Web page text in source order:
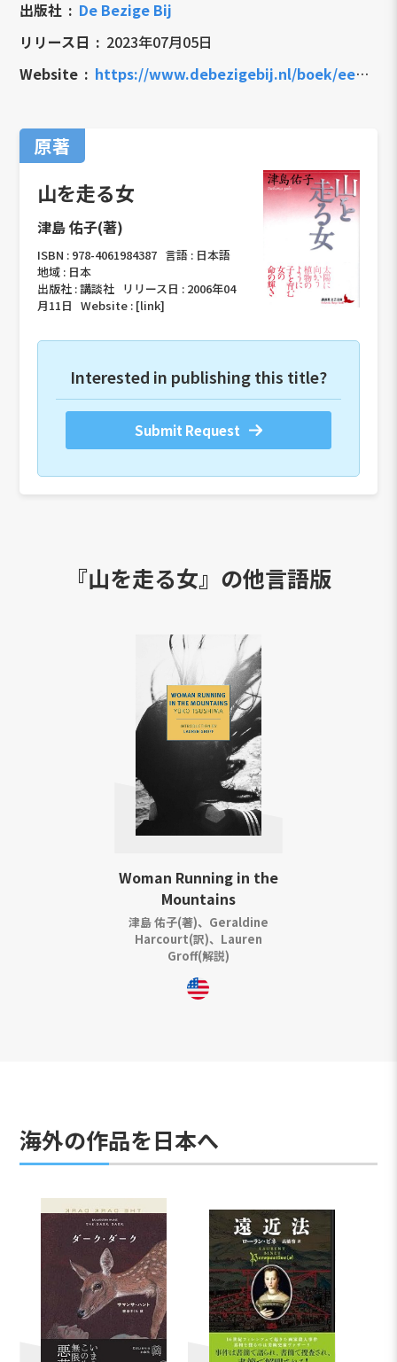
出版社
De Bezige Bij
リリース日
2023年07月05日
Website
https://www.debezigebij.nl/boek/een-vrouw-rent-over-een-berg/
原著
山を走る女
津島 佑子(著)
ISBN : 978-4061984387 言語 : 日本語
地域 : 日本
出版社 :講談社 リリース日 : 2006年04
月11日Website : [link]
Interested in publishing this title?
Submit Request
『山を走る女』の他言語版
Woman Running in the
Mountains
津島 佑子(著)、Geraldine
Harcourt(訳)、Lauren
Groff(解説)
海外の作品を日本へ